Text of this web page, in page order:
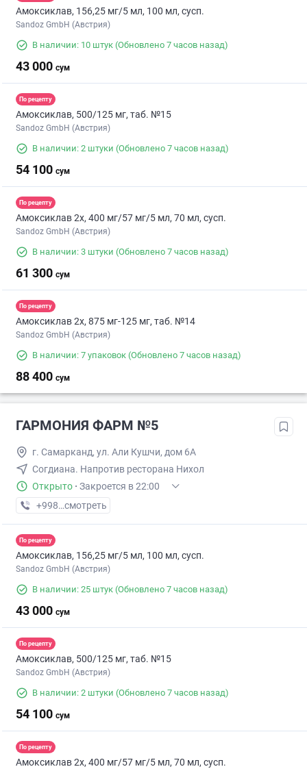
Амоксиклав, 156,25 мг/5 мл, 100 мл, сусп.
Sandoz GmbH (Австрия)
В наличии: 10 штук (Обновлено 7 часов назад)
43 000 сум
По рецепту
Амоксиклав, 500/125 мг, таб. №15
Sandoz GmbH (Австрия)
В наличии: 2 штуки (Обновлено 7 часов назад)
54 100 сум
По рецепту
Амоксиклав 2х, 400 мг/57 мг/5 мл, 70 мл, сусп.
Sandoz GmbH (Австрия)
В наличии: 3 штуки (Обновлено 7 часов назад)
61 300 сум
По рецепту
Амоксиклав 2х, 875 мг-125 мг, таб. №14
Sandoz GmbH (Австрия)
В наличии: 7 упаковок (Обновлено 7 часов назад)
88 400 сум
ГАРМОНИЯ ФАРМ №5
г. Самарканд, ул. Али Кушчи, дом 6А
Согдиана. Напротив ресторана Нихол
Открыто · Закроется в 22:00
+998 (95) XXX-XX-XX
смотреть
По рецепту
Амоксиклав, 156,25 мг/5 мл, 100 мл, сусп.
Sandoz GmbH (Австрия)
В наличии: 25 штук (Обновлено 7 часов назад)
43 000 сум
По рецепту
Амоксиклав, 500/125 мг, таб. №15
Sandoz GmbH (Австрия)
В наличии: 2 штуки (Обновлено 7 часов назад)
54 100 сум
По рецепту
Амоксиклав 2х, 400 мг/57 мг/5 мл, 70 мл, сусп.